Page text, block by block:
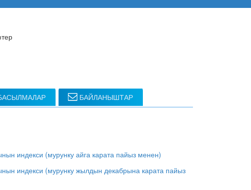
БАЙЛАНЫШТАР
индекси (мурунку айга карата пайыз менен)
индекси (мурунку жылдын декабрына карата пайыз